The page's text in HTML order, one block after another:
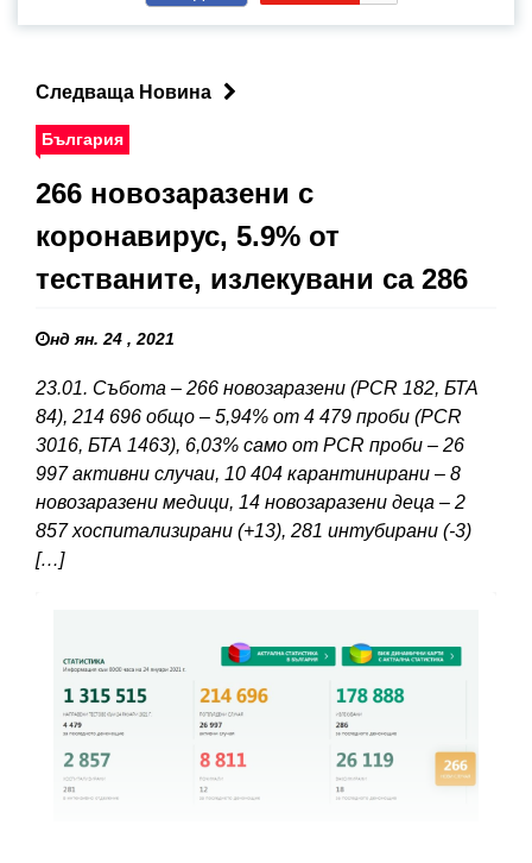
Следваща Новина
България
266 новозаразени с
коронавирус, 5.9% от
тестваните, излекувани са 286
нд ян. 24 , 2021
23.01. Събота – 266 новозаразени (PCR 182, БТА
84), 214 696 общо – 5,94% от 4 479 проби (PCR
3016, БТА 1463), 6,03% само от PCR проби – 26
997 активни случаи, 10 404 карантинирани – 8
новозаразени медици, 14 новозаразени деца – 2
857 хоспитализирани (+13), 281 интубирани (-3)
[…]